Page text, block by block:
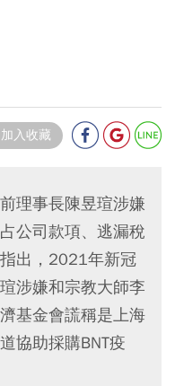
加入收藏
理事長陳昱瑄涉嫌
公司款項、逃漏稅
出，2021年新冠
涉嫌和宗教大師李
基金會謊稱是上海
協助採購BNT疫